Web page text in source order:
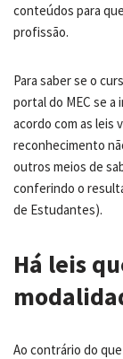
conteúdos para
profissão.
Para saber se o
portal do MEC se
acordo com as leis
reconhecimento
outros meios de
conferindo o
de Estudantes).
Há leis
Ao contrário do